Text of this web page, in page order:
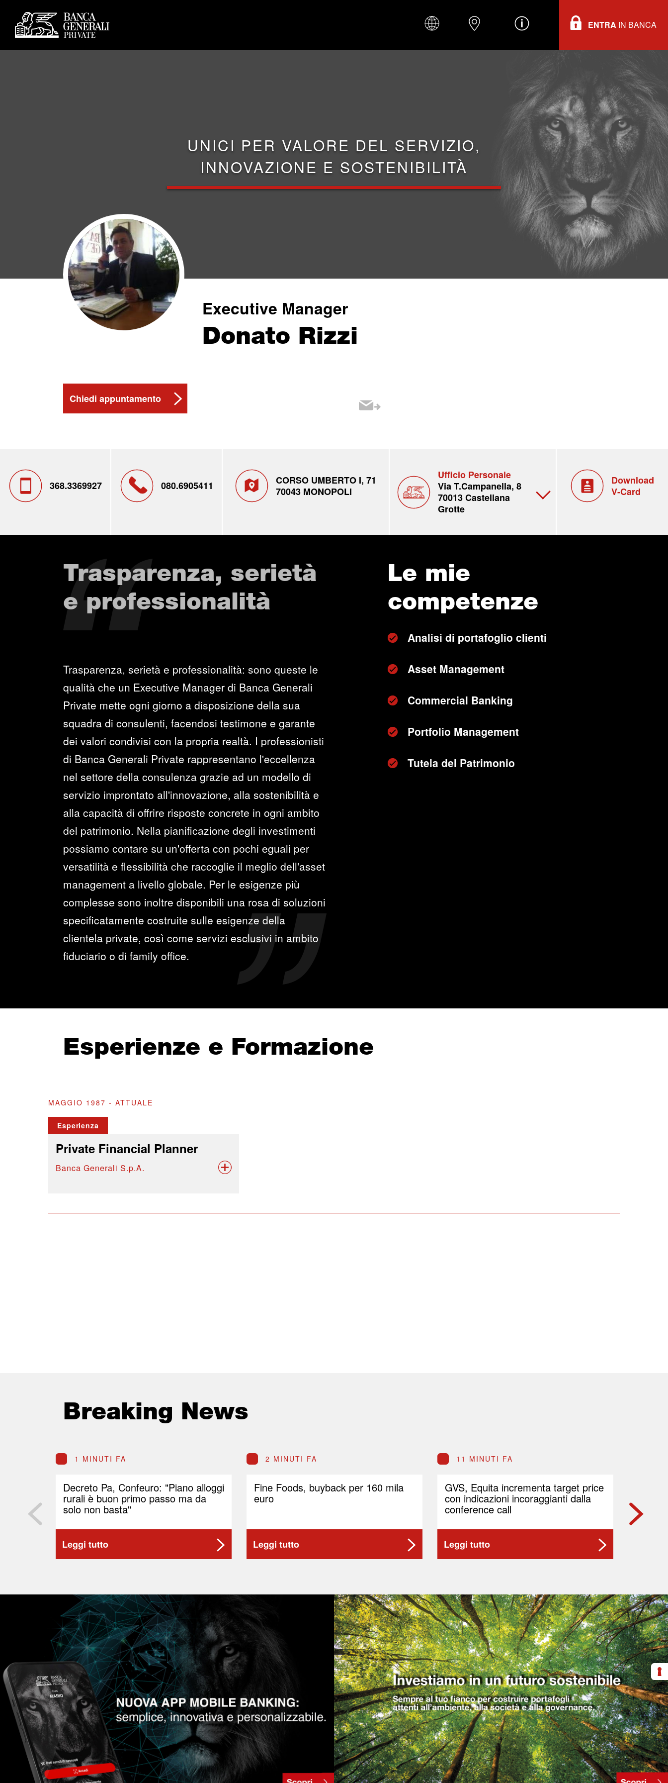
ENTRA IN BANCA
UNICI PER VALORE DEL SERVIZIO,
INNOVAZIONE E SOSTENIBILITÀ
Executive Manager
Donato Rizzi
Chiedi appuntamento
368.3369927 080.6905411
CORSO UMBERTO I, 71
70043 MONOPOLI
Ufficio Personale
Via T.Campanella, 8
70013 Castellana
Grotte
Download
V-Card
Trasparenza, serietà
e professionalità
Trasparenza, serietà e professionalità: sono queste le
qualità che un Executive Manager di Banca Generali
Private mette ogni giorno a disposizione della sua
squadra di consulenti, facendosi testimone e garante
dei valori condivisi con la propria realtà. I professionisti
di Banca Generali Private rappresentano l'eccellenza
nel settore della consulenza grazie ad un modello di
servizio improntato all'innovazione, alla sostenibilità e
alla capacità di offrire risposte concrete in ogni ambito
del patrimonio. Nella pianificazione degli investimenti
possiamo contare su un'offerta con pochi eguali per
versatilità e flessibilità che raccoglie il meglio dell'asset
management a livello globale. Per le esigenze più
complesse sono inoltre disponibili una rosa di soluzioni
specificatamente costruite sulle esigenze della
clientela private, così come servizi esclusivi in ambito
fiduciario o di family office.
Le mie
competenze
Analisi di portafoglio clienti
Asset Management
Commercial Banking
Portfolio Management
Tutela del Patrimonio
Esperienze e Formazione
MAGGIO 1987 - ATTUALE
Esperienza
Private Financial Planner
Banca Generali S.p.A.
Breaking News
1 MINUTI FA
Decreto Pa, Confeuro: "Piano alloggi
rurali è buon primo passo ma da
solo non basta"
Leggi tutto
2 MINUTI FA
Fine Foods, buyback per 160 mila
euro
Leggi tutto
11 MINUTI FA
GVS, Equita incrementa target price
con indicazioni incoraggianti dalla
conference call
Leggi tutto